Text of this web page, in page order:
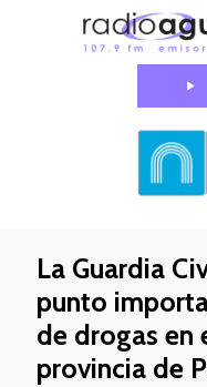
La Guardia
punto
de drogas en
provincia de